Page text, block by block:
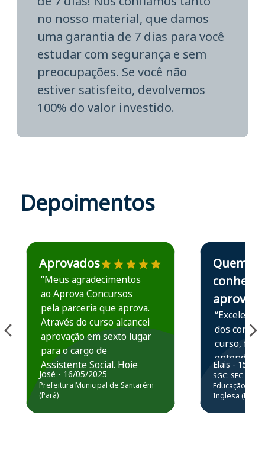
no nosso material, que damos
uma garantia de 7 dias para você
estudar com segurança e sem
preocupações. Se você não
estiver satisfeito, devolvemos
100% do valor investido.
Depoimentos
Estudante José recomenda o Aprova Concursos em
Aprovados
“Meus agradecimentos
ao Aprova Concursos
pela parceria que aprova.
Através do curso alcancei
aprovação em sexto lugar
para o cargo de
Assistente Social. Hoje
estou atuando na
Prefeitura de Santarém.
José - 16/05/2025
Prefeitura Municipal de Santarém
(Pará)
Estudante Elais
Quem
conhece,
aprova
“Excelente
dos
curso,
entender e
prática
resolução
questões.”
Elais - 15/07/
SGC: SEC BA
Educação
Inglesa (Edital